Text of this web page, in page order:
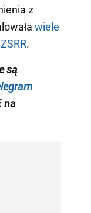
z
wiele
.
są
na